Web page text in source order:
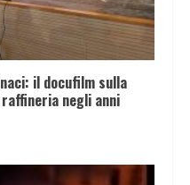
il docufilm sulla
negli anni